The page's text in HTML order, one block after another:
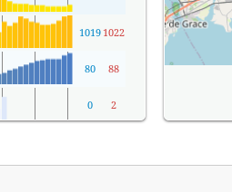
1019 1022
80 88
0 2